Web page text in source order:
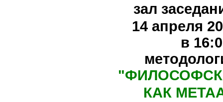
зал
14 апреля
в
"
КАК